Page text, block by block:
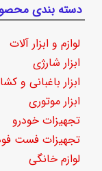
دسته بندی
لوازم و ابزار آلات
ابزار شارژی
ابزار باغبانی و
ابزار موتوری
تجهیزات خودرو
تجهیزات فست
لوازم خانگی